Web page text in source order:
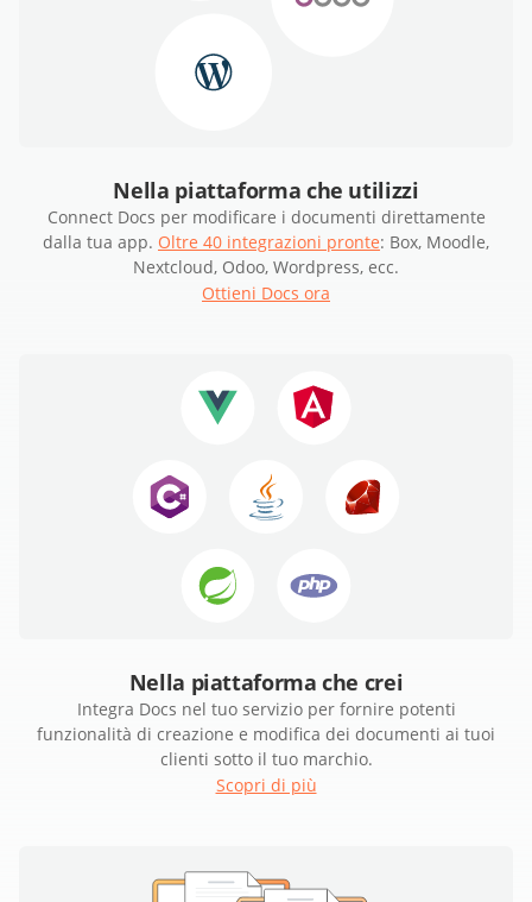
Nella piattaforma che utilizzi
Connect Docs per modificare i documenti direttamente
dalla tua app. Oltre 40 integrazioni pronte: Box, Moodle,
Nextcloud, Odoo, Wordpress, ecc.
Ottieni Docs ora
Nella piattaforma che crei
Integra Docs nel tuo servizio per fornire potenti
funzionalità di creazione e modifica dei documenti ai tuoi
clienti sotto il tuo marchio.
Scopri di più